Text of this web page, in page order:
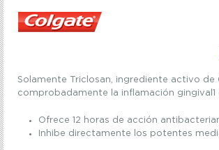
Solamente Triclosan, ingrediente activo
comprobadamente la inflamación
Ofrece 12 horas de acción
Inhibe directamente los potentes